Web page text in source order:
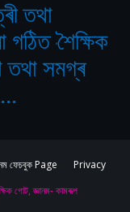
তথা
গঠিত‘শৈক্ষিক
তথা সমগ্ৰ
ফেচবুক Page
Privacy
গোট, জ্ঞানম- কামৰূপ